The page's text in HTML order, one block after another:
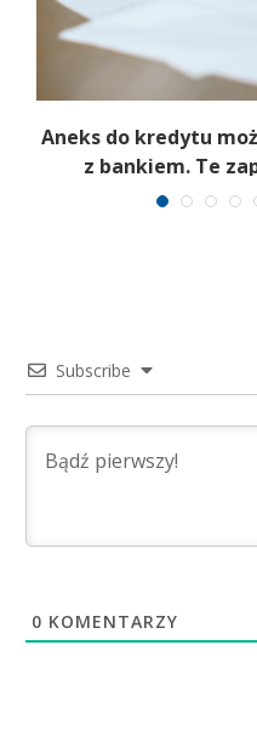
Aneks do kredytu
z bankiem. Te
Subscribe
0 KOMENTARZY